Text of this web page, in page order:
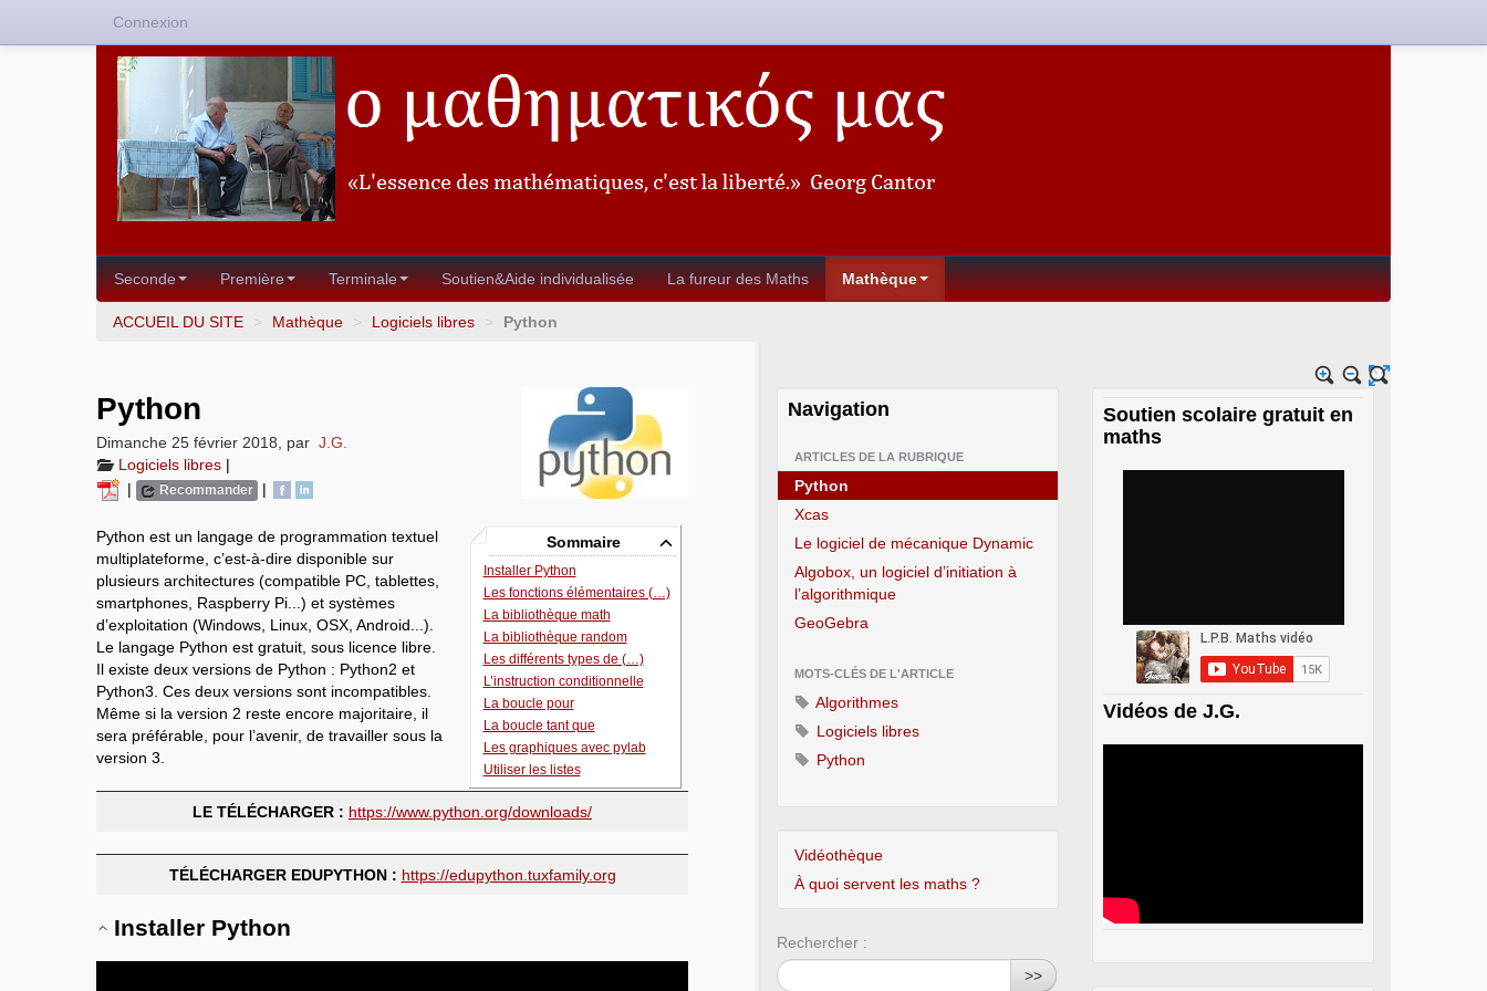
Seconde Première Terminale Soutien&Aide individualisée La fureur des Maths Mathèque
ACCUEIL DU SITE > Mathèque > Logiciels libres > Python
Python
Dimanche 25 février 2018 par J.G.
Logiciels libres |
|
Recommander |
Sommaire
Installer Python
Les fonctions élémentaires (…)
La bibliothèque math
La bibliothèque random
Les différents types de (…)
L’instruction conditionnelle
La boucle pour
La boucle tant que
Les graphiques avec pylab
Utiliser les listes
Python est un langage de programmation textuel
multiplateforme, c’est-à-dire disponible sur
plusieurs architectures (compatible PC, tablettes,
smartphones, Raspberry Pi...) et systèmes
d’exploitation (Windows, Linux, OSX, Android...).
Le langage Python est gratuit, sous licence libre.
Il existe deux versions de Python : Python2 et
Python3. Ces deux versions sont incompatibles.
Même si la version 2 reste encore majoritaire, il
sera préférable, pour l’avenir, de travailler sous la
version 3.
LE TÉLÉCHARGER : https://www.python.org/downloads/
TÉLÉCHARGER EDUPYTHON : https://edupython.tuxfamily.org
Installer Python
Navigation
ARTICLES DE LA RUBRIQUE
Python
Xcas
Le logiciel de mécanique Dynamic
Algobox, un logiciel d’initiation à
l’algorithmique
GeoGebra
MOTS-CLÉS DE L'ARTICLE
Algorithmes
Logiciels libres
Python
Vidéothèque
À quoi servent les maths ?
Rechercher :
>>
Soutien scolaire gratuit en
maths
Vidéos de J.G.
Connexion